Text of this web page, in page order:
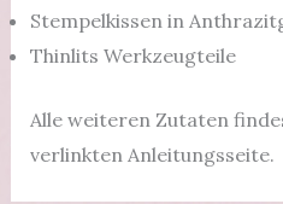
Stempelkissen in
Thinlits Werkzeugteile
Alle weiteren Zutaten
verlinkten Anleitungsseite.